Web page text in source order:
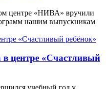
центре «НИВА» вручили
нашим выпускникам
в центре «Счастливый
учебный год у